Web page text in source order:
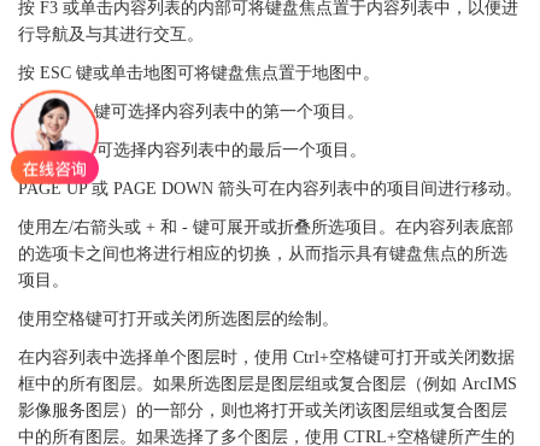
按 F3 或单击内容列表的内部可将键盘焦点置于内容列表中，以便进
行导航及与其进行交互。
按 ESC 键或单击地图可将键盘焦点置于地图中。
按 HOME 键可选择内容列表中的第一个项目。
按 END 键可选择内容列表中的最后一个项目。
PAGE UP 或 PAGE DOWN 箭头可在内容列表中的项目间进行移动。
使用左/右箭头或 + 和 - 键可展开或折叠所选项目。在内容列表底部
的选项卡之间也将进行相应的切换，从而指示具有键盘焦点的所选
项目。
使用空格键可打开或关闭所选图层的绘制。
在内容列表中选择单个图层时，使用 Ctrl+空格键可打开或关闭数据
框中的所有图层。如果所选图层是图层组或复合图层（例如 ArcIMS
影像服务图层）的一部分，则也将打开或关闭该图层组或复合图层
中的所有图层。如果选择了多个图层，使用 CTRL+空格键所产生的